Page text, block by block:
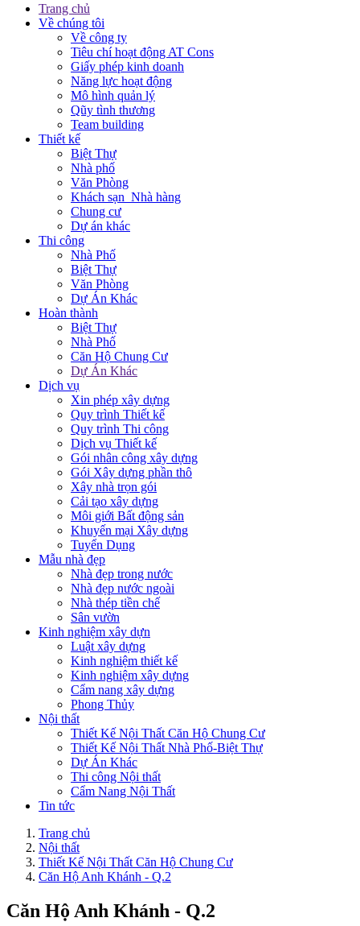
Trang chủ
Về chúng tôi
Về công ty
Tiêu chí hoạt động AT Cons
Giấy phép kinh doanh
Năng lực hoạt động
Mô hình quản lý
Qũy tình thương
Team building
Thiết kế
Biệt Thự
Nhà phố
Văn Phòng
Khách sạn_Nhà hàng
Chung cư
Dự án khác
Thi công
Nhà Phố
Biệt Thự
Văn Phòng
Dự Án Khác
Hoàn thành
Biệt Thự
Nhà Phố
Căn Hộ Chung Cư
Dự Án Khác
Dịch vụ
Xin phép xây dựng
Quy trình Thiết kế
Quy trình Thi công
Dịch vụ Thiết kế
Gói nhân công xây dựng
Gói Xây dựng phần thô
Xây nhà trọn gói
Cải tạo xây dựng
Môi giới Bất động sản
Khuyến mại Xây dựng
Tuyển Dụng
Mẫu nhà đẹp
Nhà đẹp trong nước
Nhà đẹp nước ngoài
Nhà thép tiền chế
Sân vườn
Kinh nghiệm xây dựn
Luật xây dựng
Kinh nghiệm thiết kế
Kinh nghiệm xây dựng
Cẩm nang xây dựng
Phong Thủy
Nội thất
Thiết Kế Nội Thất Căn Hộ Chung Cư
Thiết Kế Nội Thất Nhà Phố-Biệt Thự
Dự Án Khác
Thi công Nội thất
Cẩm Nang Nội Thất
Tin tức
Trang chủ
Nội thất
Thiết Kế Nội Thất Căn Hộ Chung Cư
Căn Hộ Anh Khánh - Q.2
Căn Hộ Anh Khánh - Q.2